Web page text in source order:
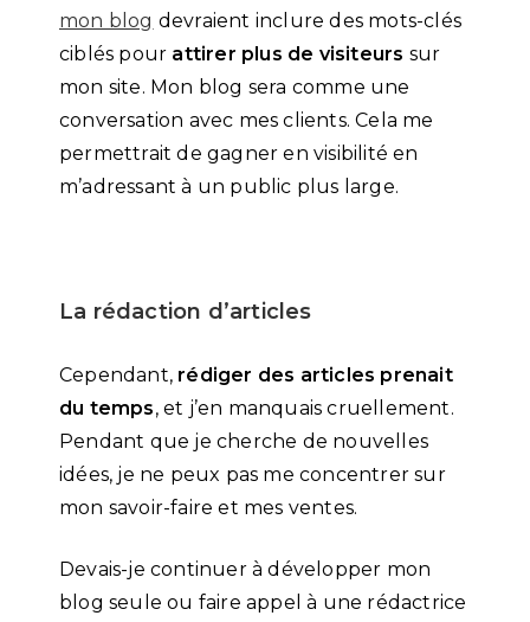
mon blog devraient inclure des mots-clés
ciblés pour attirer plus de visiteurs sur
mon site. Mon blog sera comme une
conversation avec mes clients. Cela me
permettrait de gagner en visibilité en
m’adressant à un public plus large.
La rédaction d’articles
Cependant, rédiger des articles prenait
du temps, et j’en manquais cruellement.
Pendant que je cherche de nouvelles
idées, je ne peux pas me concentrer sur
mon savoir-faire et mes ventes.
Devais-je continuer à développer mon
blog seule ou faire appel à une rédactrice